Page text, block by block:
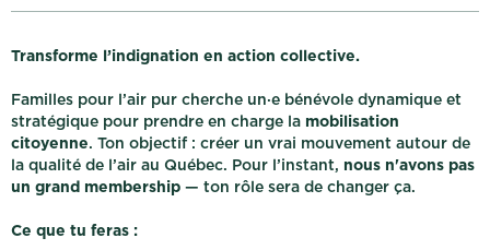
Transforme l’indignation en action collective.
Familles pour l’air pur cherche un·e bénévole dynamique et
stratégique pour prendre en charge la mobilisation
citoyenne. Ton objectif : créer un vrai mouvement autour de
la qualité de l’air au Québec. Pour l’instant, nous n'avons pas
un grand membership — ton rôle sera de changer ça.
Ce que tu feras :